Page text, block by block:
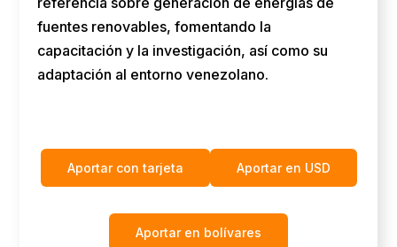
fuentes renovables, fomentando la
capacitación y la investigación, así como su
adaptación al entorno venezolano.
Aportar con tarjeta Aportar en USD
Aportar en bolívares